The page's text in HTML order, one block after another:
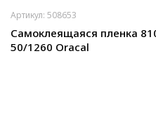
Артикул: 508653
Самоклеящаяся пленка
50/1260 Oracal